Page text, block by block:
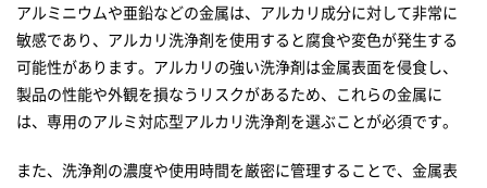
アルミニウムや亜鉛などの金属は、アルカリ成分に対して非常に
敏感であり、アルカリ洗浄剤を使用すると腐食や変色が発生する
可能性があります。アルカリの強い洗浄剤は金属表面を侵食し、
製品の性能や外観を損なうリスクがあるため、これらの金属に
は、専用のアルミ対応型アルカリ洗浄剤を選ぶことが必須です。
また、洗浄剤の濃度や使用時間を厳密に管理することで、金属表